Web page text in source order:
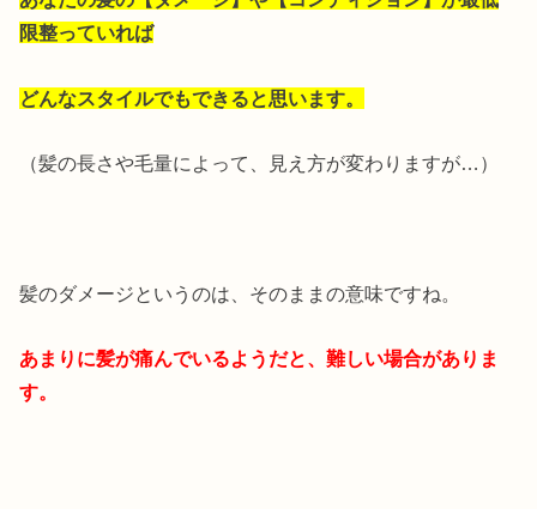
限整っていれば
どんなスタイルでもできると思います。
（髪の長さや毛量によって、見え方が変わりますが…）
髪のダメージというのは、そのままの意味ですね。
あまりに髪が痛んでいるようだと、難しい場合がありま
す。